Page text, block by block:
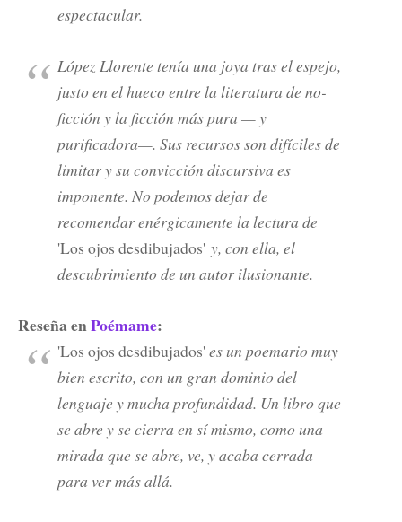
espectacular.
López Llorente tenía una joya tras el espejo,
justo en el hueco entre la literatura de no-
ficción y la ficción más pura —y
purificadora—. Sus recursos son difíciles de
limitar y su convicción discursiva es
imponente. No podemos dejar de
recomendar enérgicamente la lectura de
'Los ojos desdibujados' y, con ella, el
descubrimiento de un autor ilusionante.
Reseña enPoémame:
'Los ojos desdibujados'es un poemario muy
bien escrito, con un gran dominio del
lenguaje y mucha profundidad. Un libro que
se abre y se cierra en sí mismo, como una
mirada que se abre, ve, y acaba cerrada
para ver más allá.